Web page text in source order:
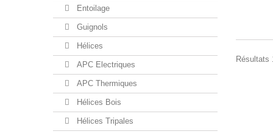
Entoilage
Guignols
Hélices
APC Electriques
APC Thermiques
Hélices Bois
Hélices Tripales
Résultats